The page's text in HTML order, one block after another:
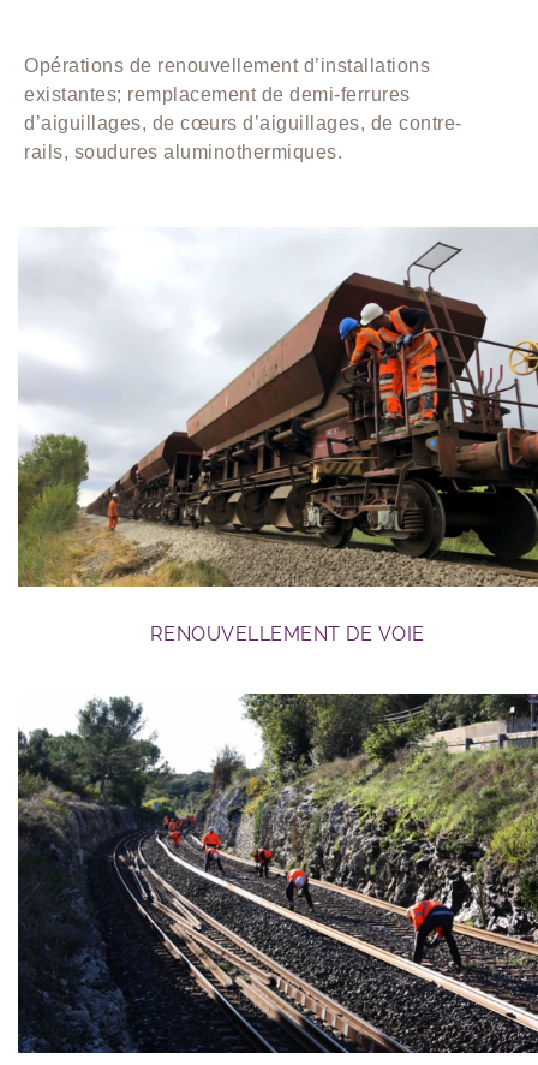
Opérations de renouvellement d’installations
existantes; remplacement de demi-ferrures
d’aiguillages, de cœurs d’aiguillages, de contre-
rails, soudures aluminothermiques.
travaux RFN
RENOUVELLEMENT DE VOIE
travaux RFN